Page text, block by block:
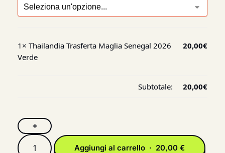
1× Thailandia Trasferta Maglia Senegal 2026
Verde
20,00€
Subtotale: 20,00€
+
Aggiungi al carrello · 20,00 €